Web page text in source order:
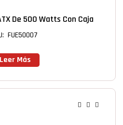
De 500 Watts Con Caja
FUE50007
Leer Más